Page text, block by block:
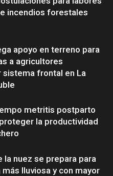
incendios forestales
apoyo en terreno para
a agricultores
frontal en La
metritis postparto
la productividad
la nuez se prepara para
más lluviosa y con mayor